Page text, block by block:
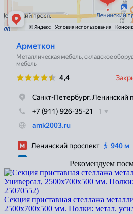
Рекомендуем
Секция приставная стеллажа
2500x700x500 мм. Полки: метал.